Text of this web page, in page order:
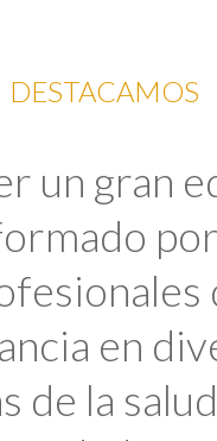
DESTACAMOS
un gran
por
en
de la